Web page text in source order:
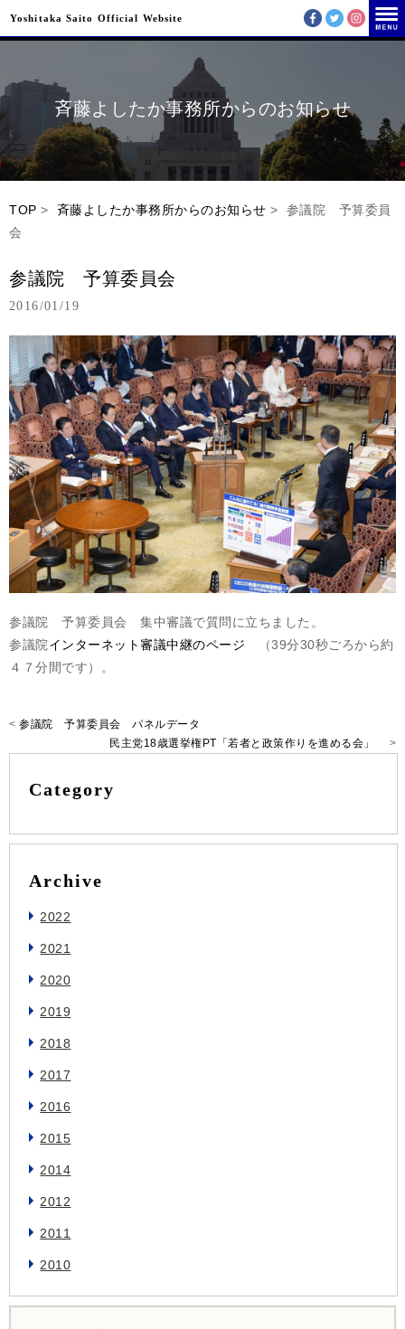
Yoshitaka Saito Official Website
斉藤よしたか事務所からのお知らせ
TOP > 斉藤よしたか事務所からのお知らせ > 参議院 予算委員
会
参議院 予算委員会
2016/01/19
参議院 予算委員会 集中審議で質問に立ちました。
参議院インターネット審議中継のページ （39分30秒ごろから約
４７分間です）。
< 参議院 予算委員会 パネルデータ
民主党18歳選挙権PT「若者と政策作りを進める会」
>
Category
Archive
2022
2021
2020
2019
2018
2017
2016
2015
2014
2012
2011
2010